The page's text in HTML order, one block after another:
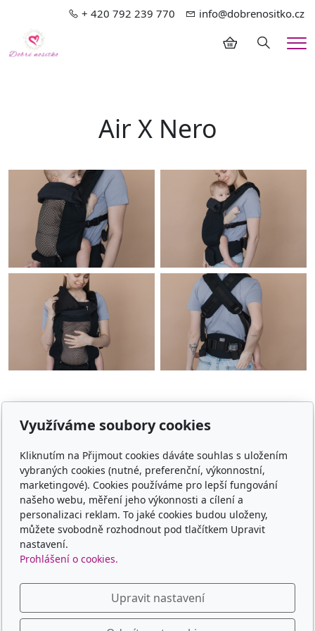
+ 420 792 239 770 info@dobrenositko.cz
Hledání
Air X Nero
Jaké nosítko vybrat
Obchodní podmínky
Platba, doprava, vrácení
Kontakt
Kontaktní formulář
Využíváme soubory cookies
Kliknutím na Přijmout cookies dáváte souhlas s uložením
vybraných cookies (nutné, preferenční, výkonnostní,
marketingové). Cookies používáme pro lepší fungování
našeho webu, měření jeho výkonnosti a cílení a
personalizaci reklam. To jaké cookies budou uloženy,
můžete svobodně rozhodnout pod tlačítkem Upravit
nastavení.
Prohlášení o cookies.
Upravit nastavení